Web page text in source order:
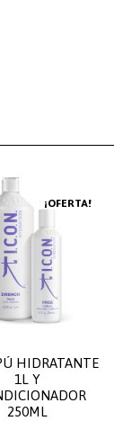
¡OFERTA!
HIDRATANTE
1L Y
250ML